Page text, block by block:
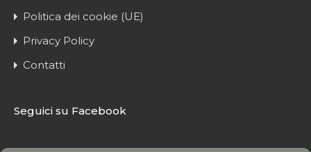
Politica dei cookie (UE)
Privacy Policy
Contatti
Seguici su Facebook